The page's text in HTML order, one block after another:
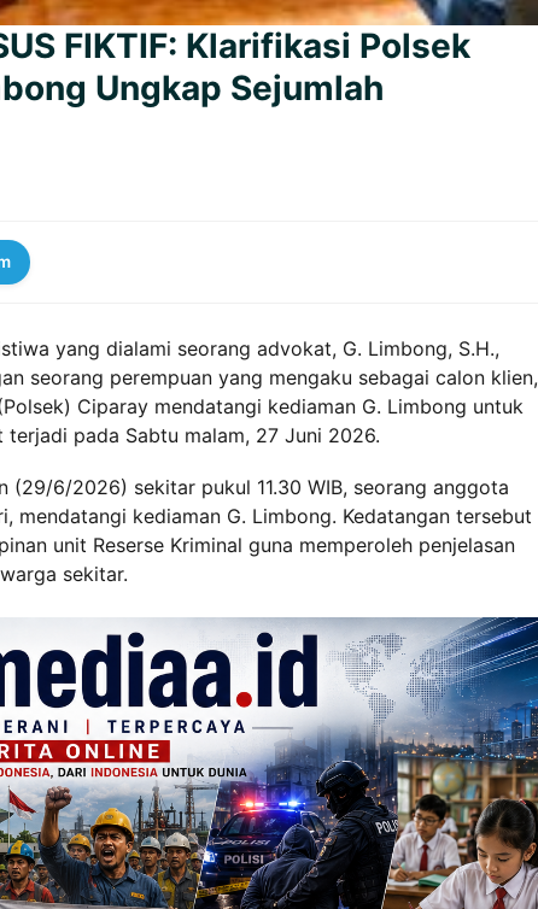
FIKTIF: Klarifikasi Polsek
Ungkap Sejumlah
yang dialami seorang advokat, G. Limbong, S.H.,
seorang perempuan yang mengaku sebagai calon klien,
Ciparay mendatangi kediaman G. Limbong untuk
pada Sabtu malam, 27 Juni 2026.
(29/6/2026) sekitar pukul 11.30 WIB, seorang anggota
mendatangi kediaman G. Limbong. Kedatangan tersebut
unit Reserse Kriminal guna memperoleh penjelasan
sekitar.